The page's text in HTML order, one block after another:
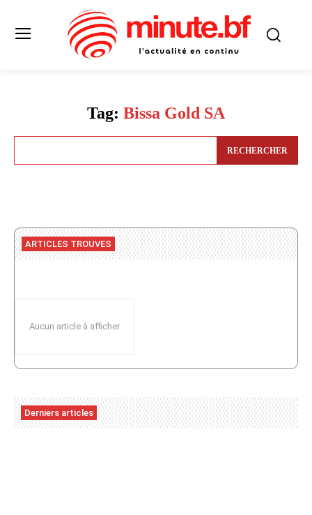
Tag: Bissa Gold SA
RECHERCHER
ARTICLES TROUVES
Aucun article à afficher
Derniers articles